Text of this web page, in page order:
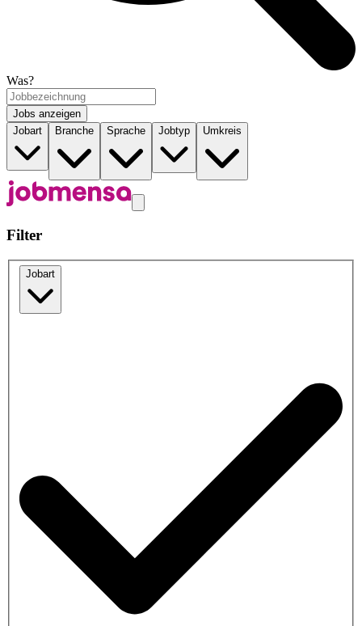
Was?
Jobs anzeigen
Jobart
Branche Sprache Jobtyp Umkreis
Filter
Jobart